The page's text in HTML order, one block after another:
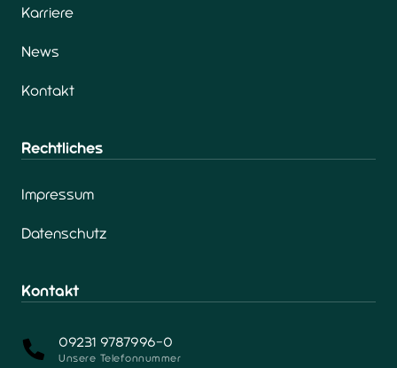
Karriere
News
Kontakt
Rechtliches
Impressum
Datenschutz
Kontakt
09231 9787996-0
Unsere Telefonnummer